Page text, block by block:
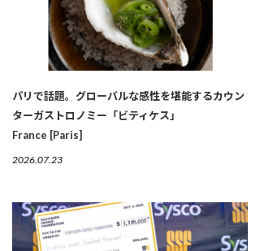
パリで話題。グローバルな感性を堪能するカウン
ターガストロノミー「ビティケス」
France [Paris]
2026.07.23